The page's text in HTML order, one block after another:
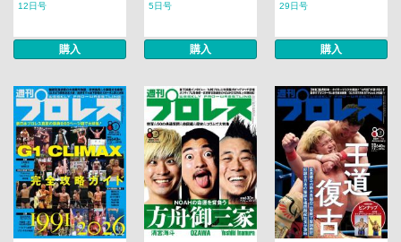
12日号
購入
5日号
購入
29日号
購入